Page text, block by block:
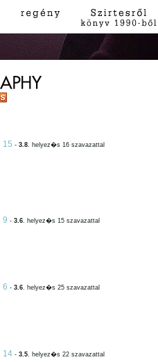
15 -3.8. helyez�s 16 szavazattal
9 -3.6. helyez�s 15 szavazattal
6 -3.6. helyez�s 25 szavazattal
14 -3.5. helyez�s 22 szavazattal